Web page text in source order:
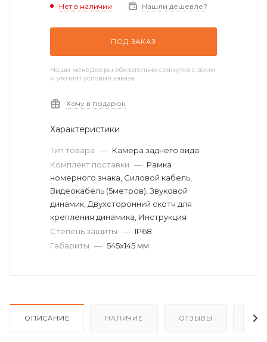
Нет в наличии Нашли дешевле?
ПОД ЗАКАЗ
Наши менеджеры обязательно свяжутся с вами
и уточнят условия заказа
Хочу в подарок
Характеристики
Тип товара — Камера заднего вида
Комплект поставки — Рамка
номерного знака, Силовой кабель,
Видеокабель (5метров), Звуковой
динамик, Двухсторонний скотч для
крепления динамика, Инструкция
Степень защиты — IP68
Габариты — 545х145 мм
ОПИСАНИЕ НАЛИЧИЕ ОТЗЫВЫ